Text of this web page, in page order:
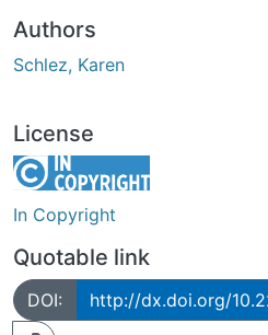
Authors
Schlez, Karen
License
In Copyright
Quotable link
DOI: http://dx.doi.org/